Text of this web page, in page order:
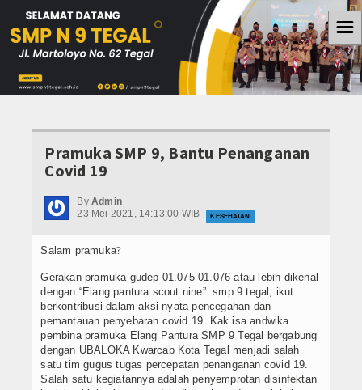
WISATA
OLAH RAGA
PENDIDIKAN
Teknologi
Koleksi Video
Album Foto
DOWNLOAD
☰
Pramuka SMP 9, Bantu Penanganan
Covid 19
By Admin
23 Mei 2021, 14:13:00 WIB
KESEHATAN
Salam pramuka?
Gerakan pramuka gudep 01.075-01.076 atau lebih dikenal
dengan “Elang pantura scout nine” smp 9 tegal, ikut
berkontribusi dalam aksi nyata pencegahan dan
pemantauan penyebaran covid 19. Kak isa andwika
pembina pramuka Elang Pantura SMP 9 Tegal bergabung
dengan UBALOKA Kwarcab Kota Tegal menjadi salah
satu tim gugus tugas percepatan penanganan covid 19.
Salah satu kegiatannya adalah penyemprotan disinfektan